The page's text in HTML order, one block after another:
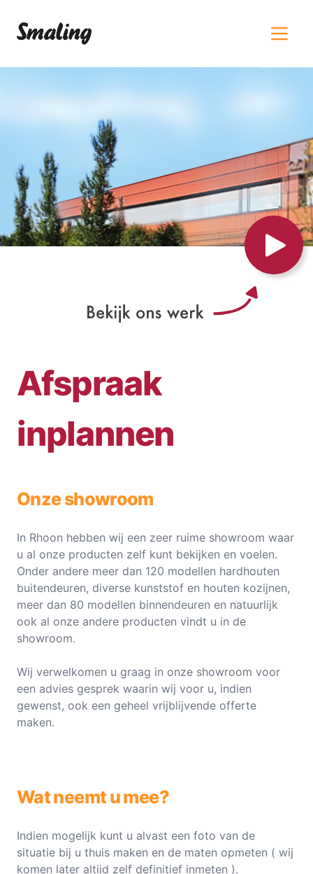
Afspraak
inplannen
Onze showroom
In Rhoon hebben wij een zeer ruime showroom waar
u al onze producten zelf kunt bekijken en voelen.
Onder andere meer dan 120 modellen hardhouten
buitendeuren, diverse kunststof en houten kozijnen,
meer dan 80 modellen binnendeuren en natuurlijk
ook al onze andere producten vindt u in de
showroom.
Wij verwelkomen u graag in onze showroom voor
een advies gesprek waarin wij voor u, indien
gewenst, ook een geheel vrijblijvende offerte
maken.
Wat neemt u mee?
Indien mogelijk kunt u alvast een foto van de
situatie bij u thuis maken en de maten opmeten ( wij
komen later altijd zelf definitief inmeten ).